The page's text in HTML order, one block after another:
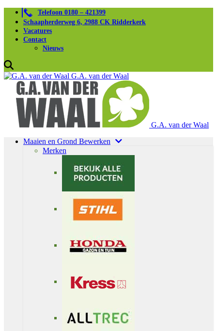
Telefoon 0180 – 421399
Schaapherderweg 6, 2988 CK Ridderkerk
Vacatures
Contact
Nieuws
G.A. van der Waal
G.A. van der Waal
Maaien en Grond Bewerken
Merken